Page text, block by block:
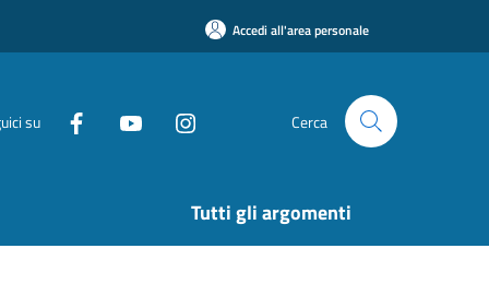
Accedi all'area personale
su Cerca
Tutti gli argomenti